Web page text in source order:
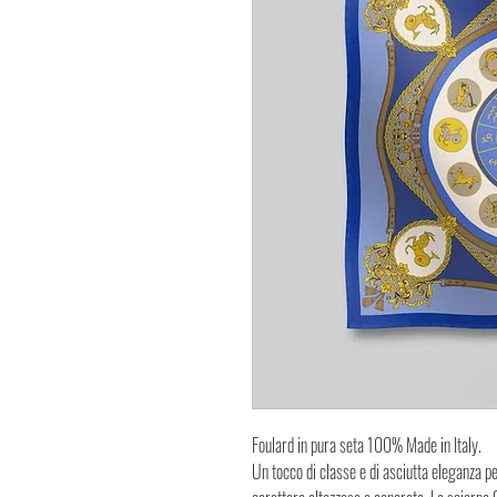
Foulard in pura seta 100% Made in Italy.
Un tocco di classe e di asciutta eleganza